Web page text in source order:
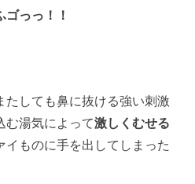
ゴっっ！！
たしても鼻に抜ける強い刺激
む湯気によって激しくむせる
イものに手を出してしまった